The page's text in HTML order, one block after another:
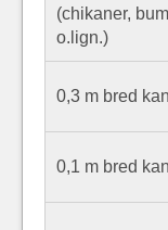
(chikaner,
o.lign.)
0,3 m bred
0,1 m bred